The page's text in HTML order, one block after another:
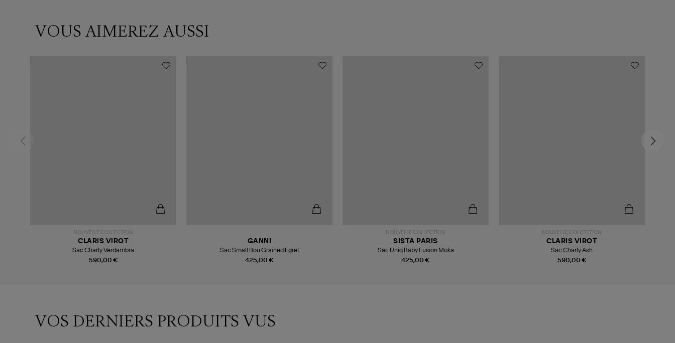
VOUS AIMEREZ AUSSI
NOUVELLE COLLECTION
590,00 €
CLARIS VIROT
Sac Charly Verdambra
425,00 €
GANNI
Sac Small Bou Grained Egret
NOUVELLE COLLECTION
425,00 €
SISTA PARIS
Sac Uniq Baby Fusion Moka
NOUVELLE COLLECTION
590,00 €
CLARIS VIROT
Sac Charly Ash
VOS DERNIERS PRODUITS VUS